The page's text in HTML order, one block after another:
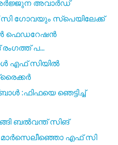
അർജ്ജുന അവാർഡ്
ഗോവയും സ്പെയിലേക്ക്
ഫെഡറേഷൻ
പ...
എഫ് സിയിൽ
:ഫിഫയെ ഞെട്ടിച്ച്
ബൽവന്ത് സിങ്
മാർസെലീഞ്ഞൊ എഫ് സി